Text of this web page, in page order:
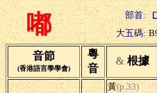
嘟 部首:
大五碼:
音節
(香港語言學學會)
粵
音
& 根據
黃(p.33)